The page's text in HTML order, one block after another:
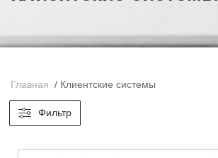
Главная / Клиентские системы
Фильтр